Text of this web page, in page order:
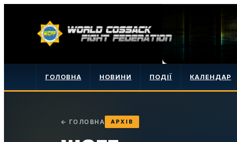
ГОЛОВНА НОВИНИ ПОДІЇ КАЛЕНДАР
← ГОЛОВНА АРХІВ